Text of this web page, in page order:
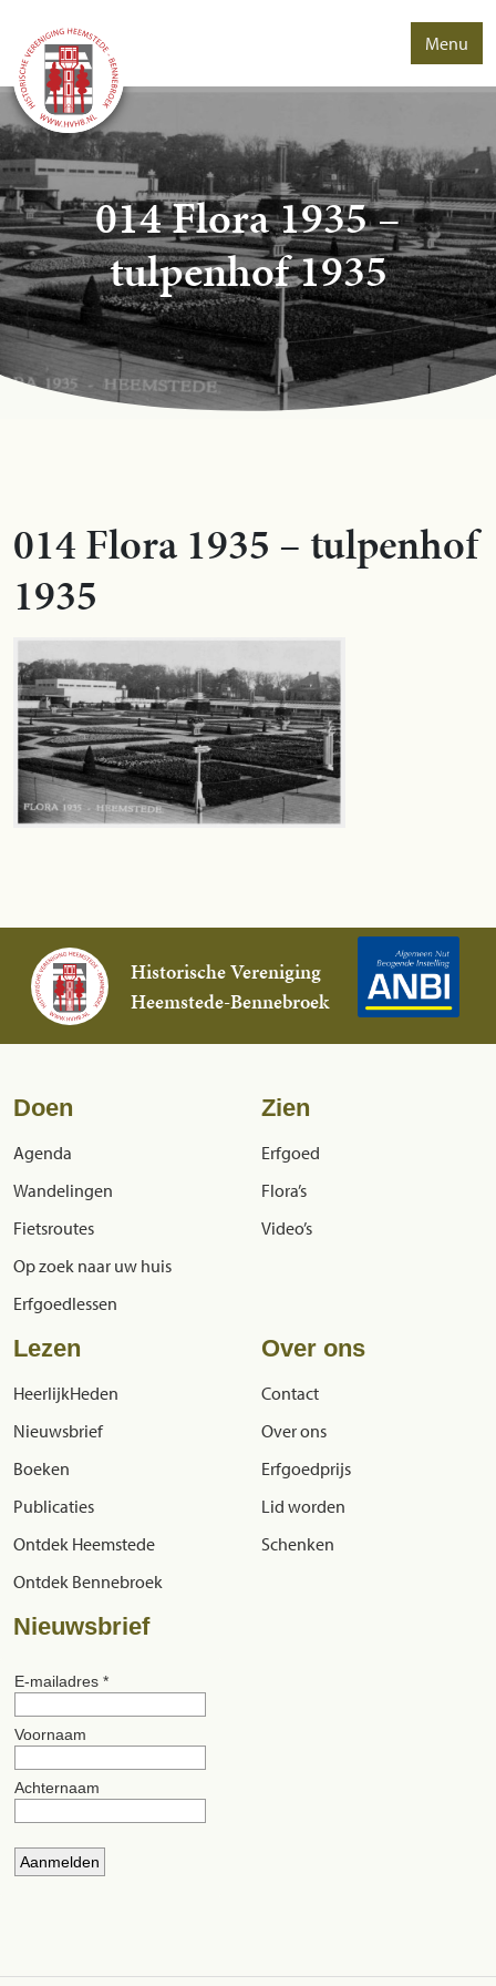
Menu
014 Flora 1935 –
tulpenhof 1935
014 Flora 1935 – tulpenhof
1935
Historische Vereniging
Heemstede-Bennebroek
Doen
Agenda
Wandelingen
Fietsroutes
Op zoek naar uw huis
Erfgoedlessen
Zien
Erfgoed
Flora’s
Video’s
Lezen
HeerlijkHeden
Nieuwsbrief
Boeken
Publicaties
Ontdek Heemstede
Ontdek Bennebroek
Over ons
Contact
Over ons
Erfgoedprijs
Lid worden
Schenken
Nieuwsbrief